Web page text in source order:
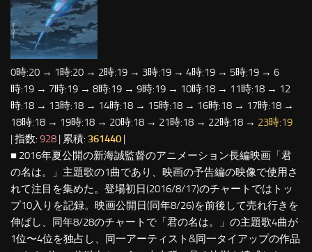
0時:20 → 1時:20 → 2時:19 → 3時:19 → 4時:19 → 5時:19 → 6
時:19 → 7時:19 → 8時:19 → 9時:19 → 10時:18 → 11時:18 → 12
時:18 → 13時:18 → 14時:18 → 15時:18 → 16時:18 → 17時:18 →
18時:18 → 19時:18 → 20時:18 → 21時:18 → 22時:18 → 23時:19
| 指数: 928 | 累積: 361440
■ 2016年夏公開の新海誠監督のアニメーション長編映画「君
の名は。」主題歌の1曲であり、映画の予告編の映像で使用さ
れて注目を集めた。登場初日(2016/8/17)のチャートではトッ
プ10入りを記録。映画公開日(同年8/26)を前後して売れ行きを
伸ばし、同年8/28のチャートで「君の名は。」の主題歌4曲が
1位〜4位を独占し、同一アーティスト&同一タイアップの作品